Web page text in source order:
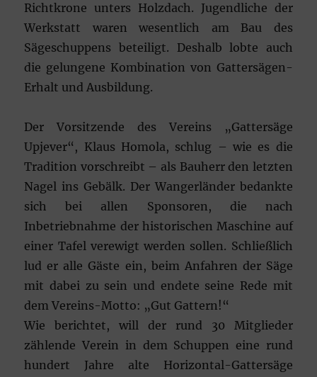
Richtkrone unters Holzdach. Jugendliche der
Werkstatt waren wesentlich am Bau des
Sägeschuppens beteiligt. Deshalb lobte auch
die gelungene Kombination von Gattersägen-
Erhalt und Ausbildung.
Der Vorsitzende des Vereins „Gattersäge
Upjever“, Klaus Homola, schlug – wie es die
Tradition vorschreibt – als Bauherr den letzten
Nagel ins Gebälk. Der Wangerländer bedankte
sich bei allen Sponsoren, die nach
Inbetriebnahme der historischen Maschine auf
einer Tafel verewigt werden sollen. Schließlich
lud er alle Gäste ein, beim Anfahren der Säge
mit dabei zu sein und endete seine Rede mit
dem Vereins-Motto: „Gut Gattern!“
Wie berichtet, will der rund 30 Mitglieder
zählende Verein in dem Schuppen eine rund
hundert Jahre alte Horizontal-Gattersäge